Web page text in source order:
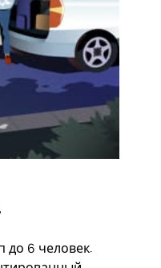
до 6 человек.